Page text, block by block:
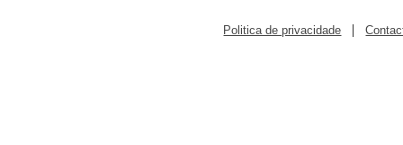
Politica de privacidade |